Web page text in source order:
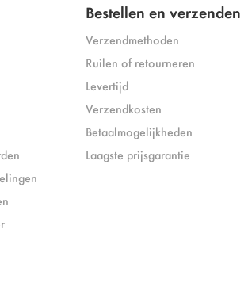
Bestellen en verzenden
Verzendmethoden
Ruilen of retourneren
Levertijd
Verzendkosten
Betaalmogelijkheden
Laagste prijsgarantie